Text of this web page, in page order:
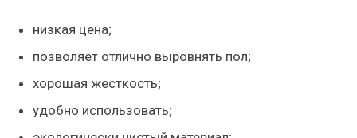
низкая цена;
позволяет отлично выровнять пол;
хорошая жесткость;
удобно использовать;